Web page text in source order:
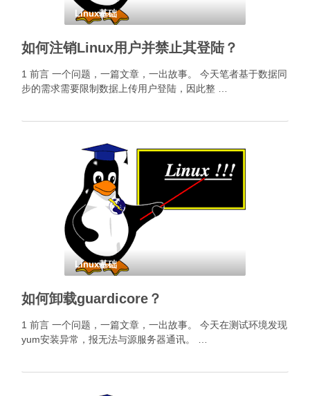
Linux基础
如何注销Linux用户并禁止其登陆？
1 前言 一个问题，一篇文章，一出故事。 今天笔者基于数据同
步的需求需要限制数据上传用户登陆，因此整 …
Linux基础
如何卸载guardicore？
1 前言 一个问题，一篇文章，一出故事。 今天在测试环境发现
yum安装异常，报无法与源服务器通讯。 …